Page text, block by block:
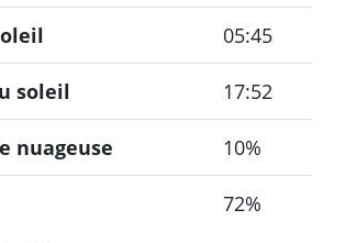
05:45
soleil 17:52
nuageuse 10%
72%